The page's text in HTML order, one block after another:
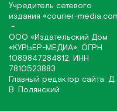
Учредитель сетевого
издания «соurier-
-
ООО «Издательский Дом
«КУРЬЕР-МЕДИА», ОГРН
1089847284812, ИНН
7810523883
Главный редактор сайта: Д.
В. Полянский